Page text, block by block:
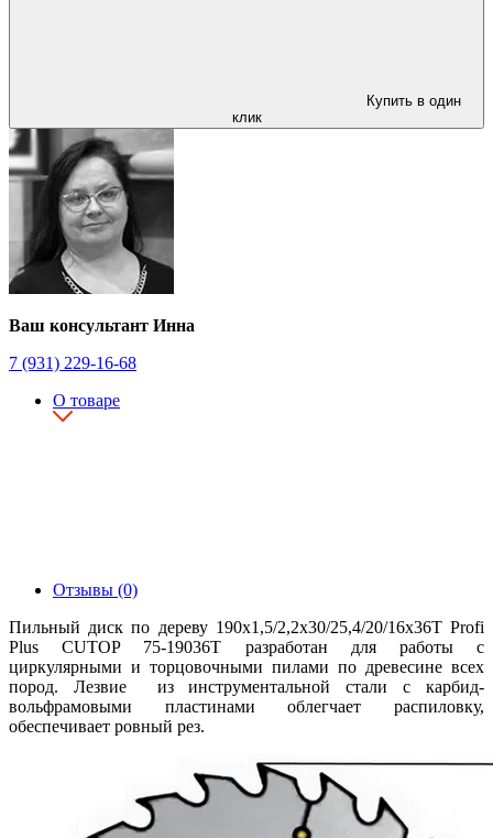
Купить в один
клик
Ваш консультант Инна
7 (931) 229-16-68
О товаре
Отзывы (0)
Пильный диск по дереву 190x1,5/2,2х30/25,4/20/16х36Т Profi
Plus CUTOP 75-19036Т разработан для работы с
циркулярными и торцовочными пилами по древесине всех
пород. Лезвие из инструментальной стали с карбид-
вольфрамовыми пластинами облегчает распиловку,
обеспечивает ровный рез.